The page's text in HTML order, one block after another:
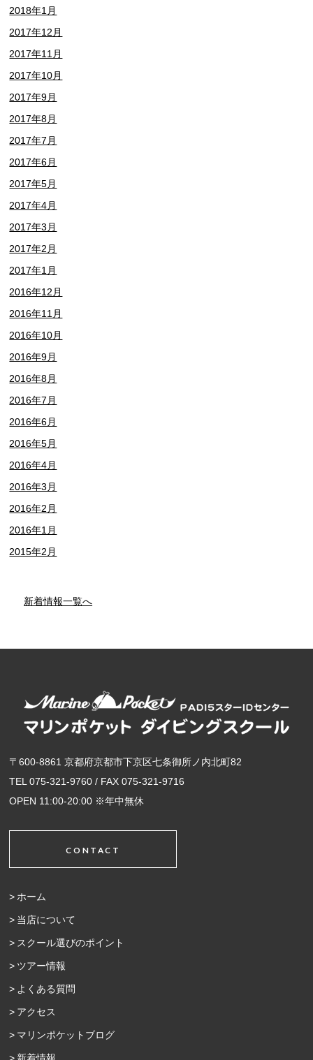
2018年1月
2017年12月
2017年11月
2017年10月
2017年9月
2017年8月
2017年7月
2017年6月
2017年5月
2017年4月
2017年3月
2017年2月
2017年1月
2016年12月
2016年11月
2016年10月
2016年9月
2016年8月
2016年7月
2016年6月
2016年5月
2016年4月
2016年3月
2016年2月
2016年1月
2015年2月
新着情報一覧へ
〒600-8861 京都府京都市下京区七条御所ノ内北町82
TEL 075-321-9760 / FAX 075-321-9716
OPEN 11:00-20:00 ※年中無休
CONTACT
ホーム
当店について
スクール選びのポイント
ツアー情報
よくある質問
アクセス
マリンポケットブログ
新着情報